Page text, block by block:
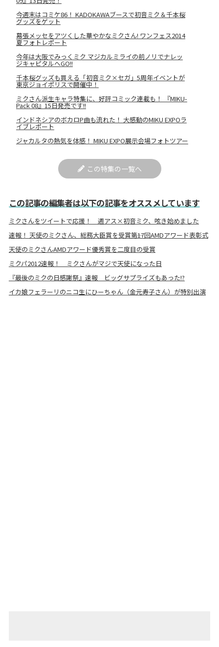
今週末はコミケ86！ KADOKAWAブースで初音ミク＆千本桜
グッズをゲット
幕張メッセをアツくした華やかなミクさん! ワンフェス2014
夏フォトレポート
今年は大阪でみっくミク マジカルミライの前ノリでナレッ
ジキャピタルへGO!!
千本桜グッズも買える「初音ミク×セガ」5周年イベントが
東京ジョイポリスで開催中！
ミクさん派生キャラ特集に、好評コミック連載も！ 『MIKU-
Pack 08』15日発売です!!
インドネシアのボカロP曲も流れた！ 大感動のMIKU EXPOラ
イブレポート
ジャカルタの熱気を体感！ MIKU EXPO展示会場フォトツアー
この特集の一覧へ
この記事の編集者は以下の記事をオススメしています
ミクさんをツイートで応援！ 週アス×初音ミク、呟き始めました
速報！ 天使のミクさん、総務大臣賞を受賞――第17回AMDアワード表彰式
天使のミクさんAMDアワード優秀賞を二度目の受賞
ミクパ2012速報！ ミクさんがマジで天使になった日
『最後のミクの日感謝祭』速報 ビッグサプライズもあった!?
イカ娘フェラーリのニコ生にひーちゃん（金元寿子さん）が特別出演